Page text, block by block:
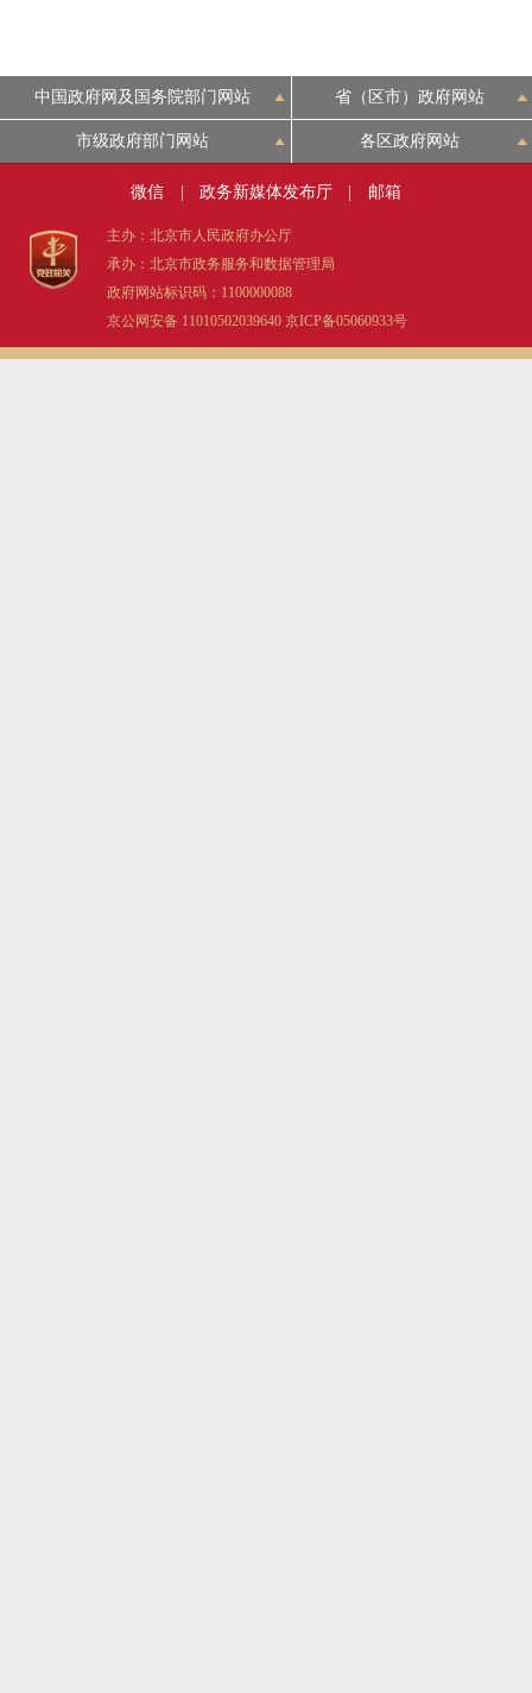
中国政府网及国务院部门网站 省（区市）政府网站
市级政府部门网站 各区政府网站
微信 政务新媒体发布厅 邮箱
主办：北京市人民政府办公厅
承办：北京市政务服务和数据管理局
政府网站标识码：1100000088
京公网安备 11010502039640 京ICP备05060933号